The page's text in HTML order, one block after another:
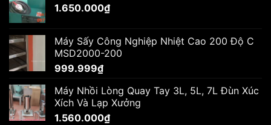
1.650.000₫
Máy Sấy Công Nghiệp Nhiệt Cao 200 Độ C
MSD2000-200
999.999₫
Máy Nhồi Lòng Quay Tay 3L, 5L, 7L Đùn Xúc
Xích Và Lạp Xưởng
1.560.000₫